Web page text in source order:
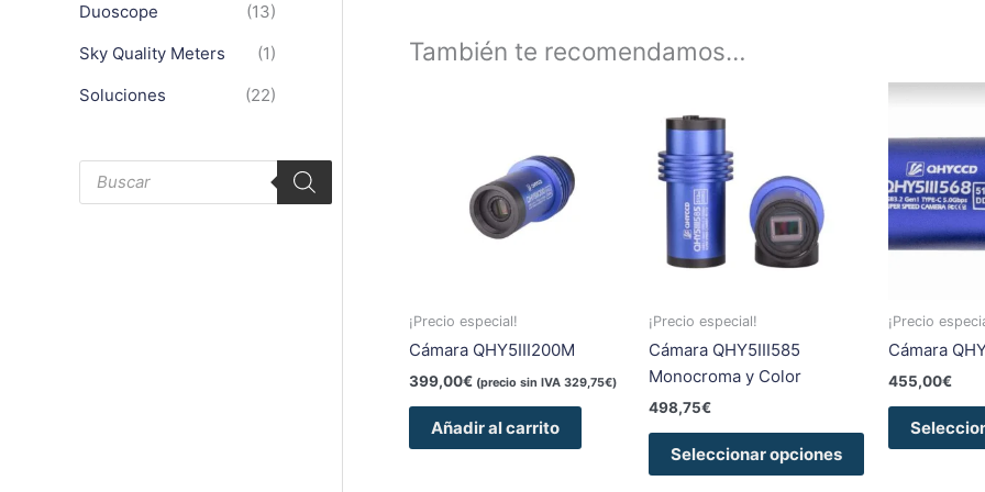
Duoscope
(13)
Sky Quality Meters
(1)
Soluciones
(22)
B
s
También te recomendamos…
¡Precio especial!
Cámara QHY5III200M
399,00€ (precio sin IVA 329,75€)
Añadir al carrito
¡Precio especial!
Cámara QHY5III585
Monocroma y Color
498,75€
Seleccionar opciones
Este
tiene
múltiples
variantes.
opciones
elegir
página
de
¡Precio
Cámara
455,00€